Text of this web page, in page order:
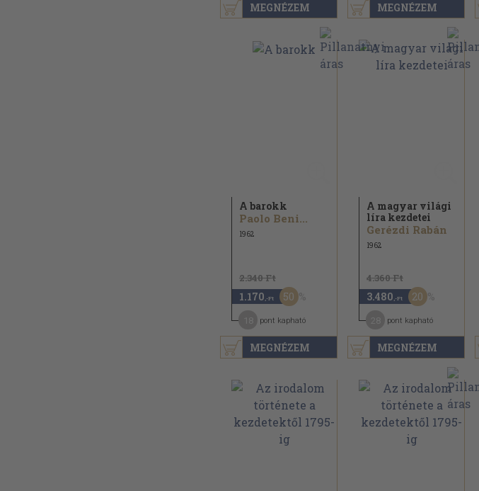
MEGNÉZEM MEGNÉZEM
MEGNÉZEM
A barokk
Paolo Beni...
1962
2.340 Ft
1.170 ,-Ft 50
pont kapható
MEGNÉZEM
A magyar világi
líra kezdetei
Gerézdi Rabán
1962
4.360 Ft
3.480 ,-Ft 20
pont kapható